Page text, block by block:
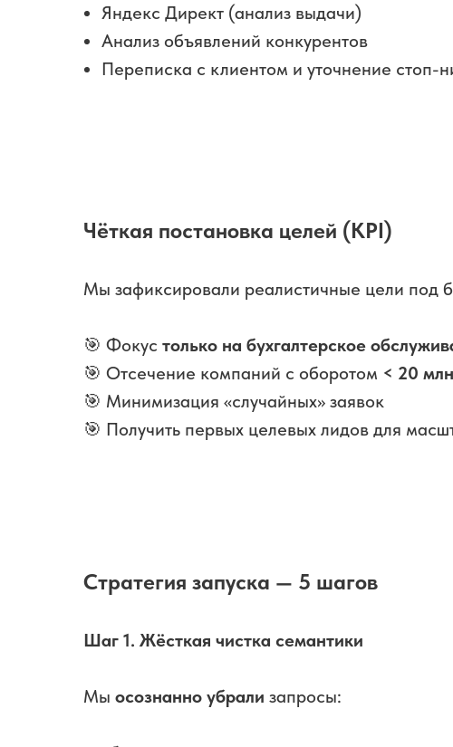
Яндекс Директ (анализ выдачи)
Анализ объявлений конкурентов
Переписка с клиентом и уточнение стоп-
Чёткая постановка целей (KPI)
Мы зафиксировали реалистичные цели под
🎯 Фокус только на бухгалтерское
🎯 Отсечение компаний с оборотом < 20
🎯 Минимизация «случайных» заявок
🎯 Получить первых целевых лидов для
Стратегия запуска — 5 шагов
Шаг 1. Жёсткая чистка семантики
Мы осознанно убрали запросы: